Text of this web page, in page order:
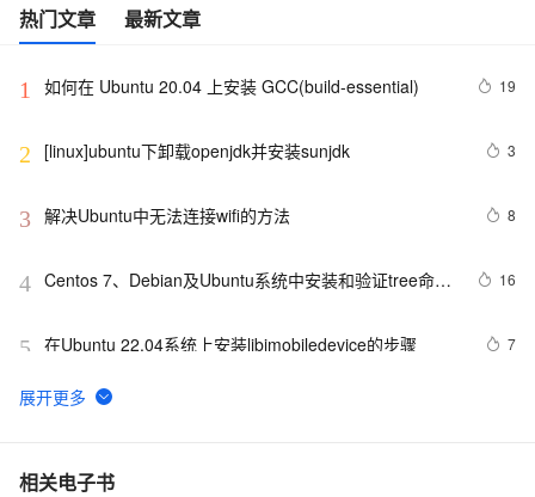
热门文章 最新文章
1 如何在 Ubuntu 20.04 上安装 GCC(build-essential) 19
2 [linux]ubuntu下卸载openjdk并安装sunjdk 3
3 解决Ubuntu中无法连接wifi的方法 8
4 Centos 7、Debian及Ubuntu系统中安装和验证tree命令
16
5 在Ubuntu 22.04系统上安装libimobiledevice的步骤 7
6 在Ubuntu中设置QT Creator的交叉编译环境。
7 Ubuntu 20.04.3 LTS - 安装 Visual Studio Code
相关电子书